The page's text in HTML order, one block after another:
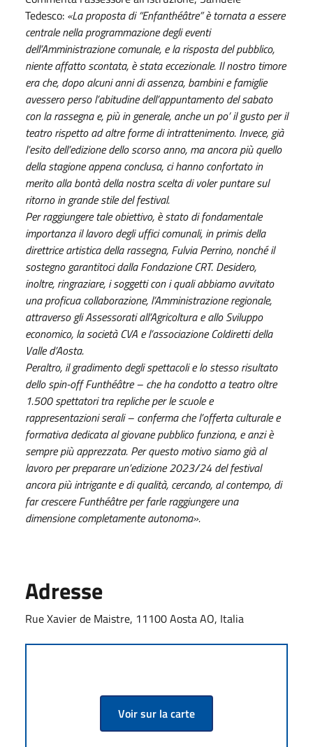
Tedesco: «La proposta di “Enfanthéâtre” è tornata a essere
centrale nella programmazione degli eventi
dell’Amministrazione comunale, e la risposta del pubblico,
niente affatto scontata, è stata eccezionale. Il nostro timore
era che, dopo alcuni anni di assenza, bambini e famiglie
avessero perso l’abitudine dell’appuntamento del sabato
con la rassegna e, più in generale, anche un po’ il gusto per il
teatro rispetto ad altre forme di intrattenimento. Invece, già
l’esito dell’edizione dello scorso anno, ma ancora più quello
della stagione appena conclusa, ci hanno confortato in
merito alla bontà della nostra scelta di voler puntare sul
ritorno in grande stile del festival.
Per raggiungere tale obiettivo, è stato di fondamentale
importanza il lavoro degli uffici comunali, in primis della
direttrice artistica della rassegna, Fulvia Perrino, nonché il
sostegno garantitoci dalla Fondazione CRT. Desidero,
inoltre, ringraziare, i soggetti con i quali abbiamo avvitato
una proficua collaborazione, l’Amministrazione regionale,
attraverso gli Assessorati all’Agricoltura e allo Sviluppo
economico, la società CVA e l’associazione Coldiretti della
Valle d’Aosta.
Peraltro, il gradimento degli spettacoli e lo stesso risultato
dello spin-off Funthéâtre – che ha condotto a teatro oltre
1.500 spettatori tra repliche per le scuole e
rappresentazioni serali – conferma che l’offerta culturale e
formativa dedicata al giovane pubblico funziona, e anzi è
sempre più apprezzata. Per questo motivo siamo già al
lavoro per preparare un’edizione 2023/24 del festival
ancora più intrigante e di qualità, cercando, al contempo, di
far crescere Funthéâtre per farle raggiungere una
dimensione completamente autonoma».
Adresse
Rue Xavier de Maistre, 11100 Aosta AO, Italia
Voir sur la carte